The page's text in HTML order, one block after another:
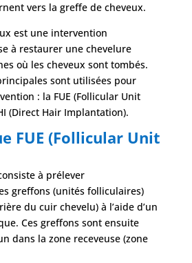
vers la greffe de cheveux.
est une intervention
à restaurer une chevelure
où les cheveux sont tombés.
sont utilisées pour
: la FUE (Follicular Unit
(Direct Hair Implantation).
FUE (Follicular Unit
à prélever
greffons (unités folliculaires)
du cuir chevelu) à l’aide d’un
Ces greffons sont ensuite
dans la zone receveuse (zone